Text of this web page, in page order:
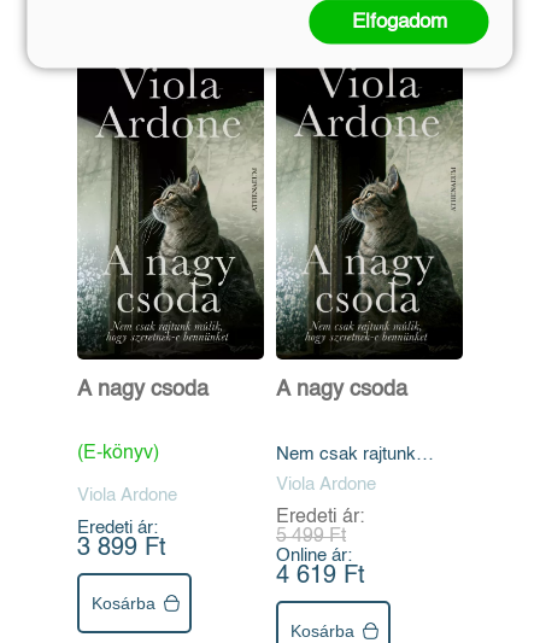
A nagy csoda
(E-könyv)
Viola Ardone
Eredeti ár:
3 899 Ft
Kosárba
A nagy csoda
Nem csak rajtunk
múlik, hogy szeretnek-
Viola Ardone
Eredeti ár:
5 499 Ft
Online ár:
4 619 Ft
Kosárba
Elfogadom